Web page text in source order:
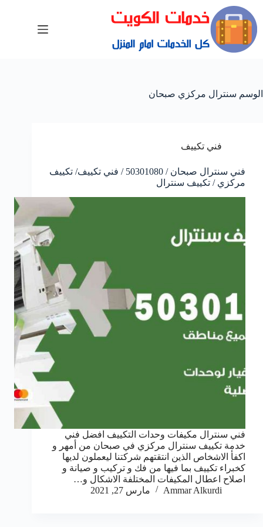
الوسم سنترال مركزي صبحان
فني تكييف
فني سنترال صبحان / 50301080 / فني تكييف/ تكييف
مركزي / تكييف سنترال
فني سنترال مكيفات وحدات التكييف افضل فني
خدمة تكييف سنترال مركزي في صبحان من أمهر و
اكفأ الاشخاص الذين انتقتهم شركتنا ليعملون لديها
كخبراء تكييف بما فيها من فك و تركيب و صيانة و
اصلاح اعطال المكيفات المختلفة الاشكال و…
Ammar Alkurdi
مارس 27, 2021